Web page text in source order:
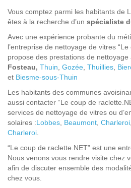
Vous comptez parmi les habitants de
êtes à la recherche d’un spécialiste
Avec une expérience probante du
l’entreprise de nettoyage de vitres
propose des prestations de nettoyage
Fosteau, Thuin, Gozée, Thuillies,
et Biesme-sous-Thuin
Les habitants des communes
aussi contacter “Le coup de
services de nettoyage de vitres ou
solaires :Lobbes, Beaumont, Charleroi,
Charleroi.
“Le coup de raclette.NET” est une
Nous venons vous rendre visite chez
afin de discuter ensemble des
chez vous.